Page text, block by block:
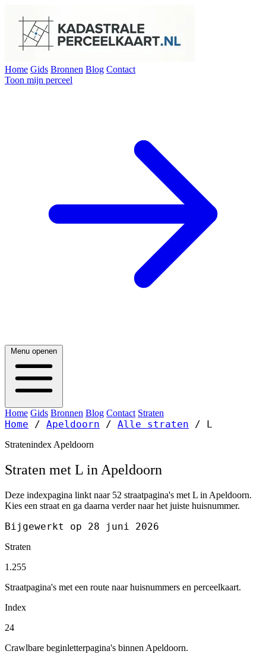
Home Gids Bronnen Blog Contact
Toon mijn perceel
Menu openen
Home Gids Bronnen Blog Contact Straten
Home / Apeldoorn / Alle straten / L
Stratenindex Apeldoorn
Straten met L in Apeldoorn
Deze indexpagina linkt naar 52 straatpagina's met L in Apeldoorn.
Kies een straat en ga daarna verder naar het juiste huisnummer.
Bijgewerkt op 28 juni 2026
Straten
1.255
Straatpagina's met een route naar huisnummers en perceelkaart.
Index
24
Crawlbare beginletterpagina's binnen Apeldoorn.